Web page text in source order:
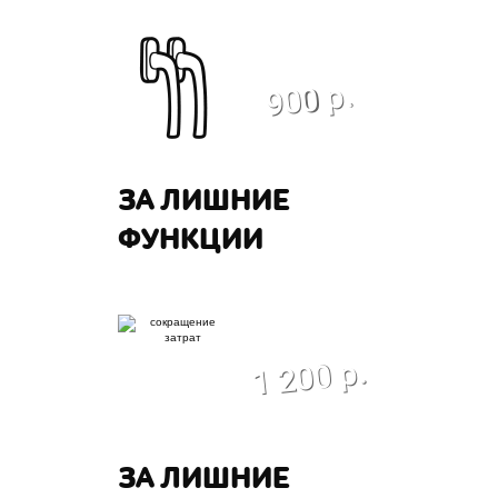
900 р.
ЗА ЛИШНИЕ
ФУНКЦИИ
1 200 р.
ЗА ЛИШНИЕ